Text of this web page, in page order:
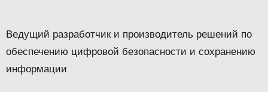
Ведущий разработчик и производитель решений по
обеспечению цифровой безопасности и сохранению
информации